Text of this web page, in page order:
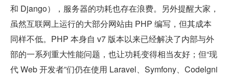
和 Django），服务器的功耗也存在浪费。另外提醒大家，
虽然互联网上运行的大部分网站由 PHP 编写，但其成本
同样不低。PHP 本身自 v7 版本以来已经解决了内部与外
部的一系列重大性能问题，也让功耗变得相当友好；但“现
代 Web 开发者”们仍在使用 Laravel、Symfony、Codelgni